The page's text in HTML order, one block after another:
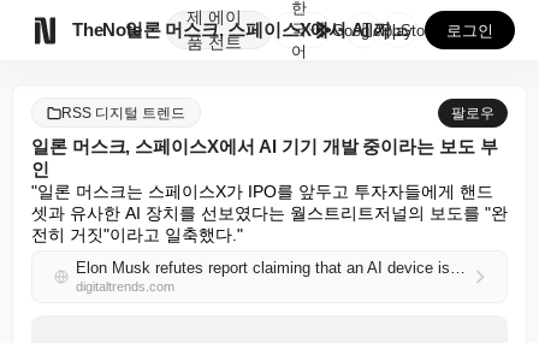
TheNote
제
품
에이
전트
일론 머스크, 스페이스X에서 AI 기기 개발 중이라는 ...
한
국
어
GooglePlay
AppStore 로그인
RSS 디지털 트렌드 팔로우
일론 머스크, 스페이스X에서 AI 기기 개발 중이라는 보도 부
인
"일론 머스크는 스페이스X가 IPO를 앞두고 투자자들에게 핸드
셋과 유사한 AI 장치를 선보였다는 월스트리트저널의 보도를 "완
전히 거짓"이라고 일축했다."
Elon Musk refutes report claiming that an AI device is in development at SpaceX
digitaltrends.com